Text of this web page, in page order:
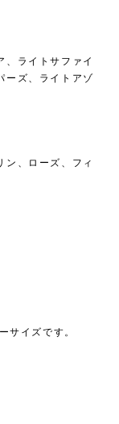
、ライトサファイ
ーズ、ライトアゾ
ン、ローズ、フィ
サイズです。